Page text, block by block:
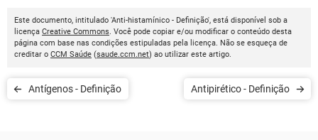
Este documento, intitulado 'Anti-histamínico - Definição', está disponível sob a
licença Creative Commons. Você pode copiar e/ou modificar o conteúdo desta
página com base nas condições estipuladas pela licença. Não se esqueça de
creditar o CCM Saúde (saude.ccm.net) ao utilizar este artigo.
Antígenos - Definição Antipirético - Definição